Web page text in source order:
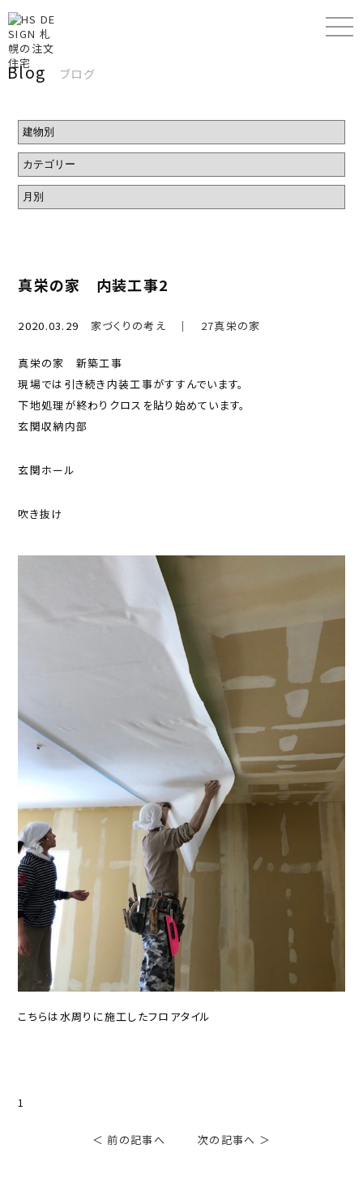
Blog ブログ
真栄の家 内装工事2
2020.03.29 家づくりの考え ｜ 27真栄の家
真栄の家 新築工事
現場では引き続き内装工事がすすんでいます。
下地処理が終わりクロスを貼り始めています。
玄関収納内部
玄関ホール
吹き抜け
こちらは水周りに施工したフロアタイル
1
＜ 前の記事へ 次の記事へ ＞